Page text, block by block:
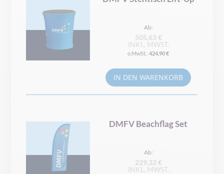
Ab
505,63 €
INKL. MWST.
424,90 €
IN DEN WARENKORB
DMFV Beachflag Set
Ab
229,32 €
INKL. MWST.